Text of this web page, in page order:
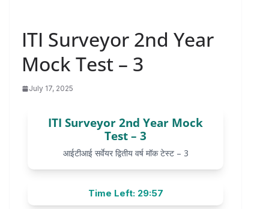
ITI Surveyor 2nd Year
Mock Test – 3
July 17, 2025
ITI Surveyor 2nd Year Mock
Test – 3
आईटीआई सर्वेयर द्वितीय वर्ष मॉक टेस्ट – 3
Time Left: 29:57